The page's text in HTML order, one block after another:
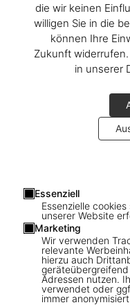
die wir keinen
willigen Sie in die
können Ihre
Zukunft
in unserer
Essenziell
Essenzielle
unserer Website
Marketing
Wir verwenden
relevante
hierzu auch
Adressen nutzen.
verwendet oder
immer
Lynn
The E Street
‘Bruce,